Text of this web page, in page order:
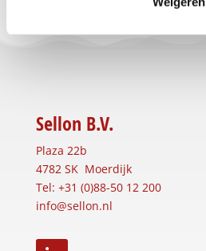
Sellon B.V.
Plaza 22b
4782 SK Moerdijk
Tel: +31 (0)88-50 12 200
info@sellon.nl